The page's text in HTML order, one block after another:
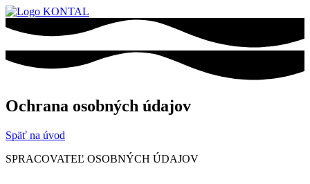
Ochrana osobných údajov
Späť na úvod
SPRACOVATEĽ OSOBNÝCH ÚDAJOV